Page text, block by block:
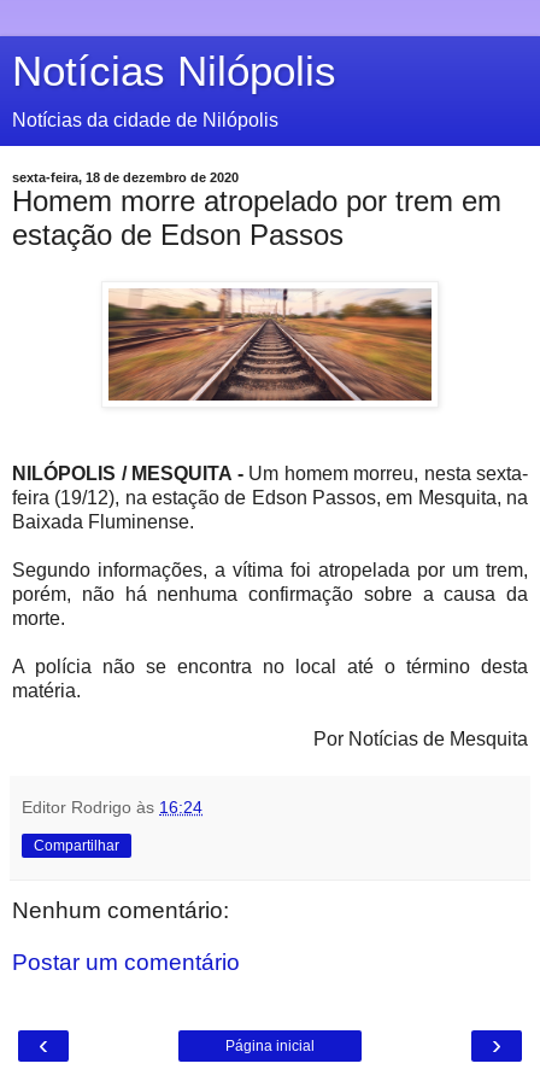
Notícias Nilópolis
Notícias da cidade de Nilópolis
sexta-feira, 18 de dezembro de 2020
Homem morre atropelado por trem em
estação de Edson Passos
NILÓPOLIS / MESQUITA - Um homem morreu, nesta sexta-
feira (19/12), na estação de Edson Passos, em Mesquita, na
Baixada Fluminense.
Segundo informações, a vítima foi atropelada por um trem,
porém, não há nenhuma confirmação sobre a causa da
morte.
A polícia não se encontra no local até o término desta
matéria.
Por Notícias de Mesquita
Editor Rodrigo às 16:24
Compartilhar
Nenhum comentário:
Postar um comentário
‹ ›
Página inicial